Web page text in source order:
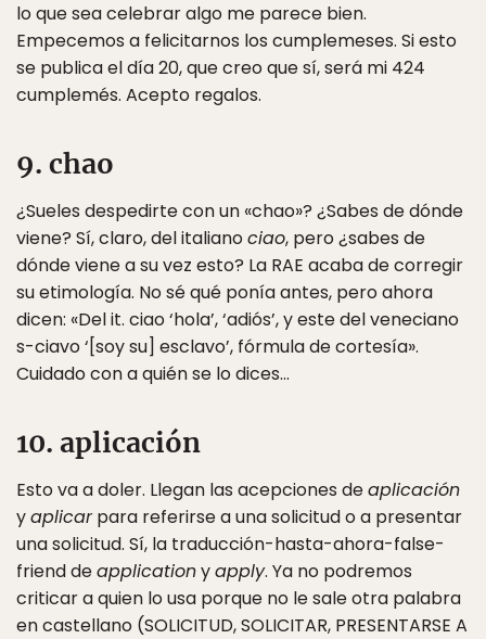
lo que sea celebrar algo me parece bien.
Empecemos a felicitarnos los cumplemeses. Si esto
se publica el día 20, que creo que sí, será mi 424
cumplemés. Acepto regalos.
9. chao
¿Sueles despedirte con un «chao»? ¿Sabes de dónde
viene? Sí, claro, del italianociao, pero ¿sabes de
dónde viene a su vez esto? La RAE acaba de corregir
su etimología. No sé qué ponía antes, pero ahora
dicen: «Del it. ciao ‘hola’, ‘adiós’, y este del veneciano
s-ciavo ‘[soy su] esclavo’, fórmula de cortesía».
Cuidado con a quién se lo dices…
10. aplicación
Esto va a doler. Llegan las acepciones deaplicación
yaplicarpara referirse a una solicitud o a presentar
una solicitud. Sí, la traducción-hasta-ahora-false-
friend deapplicationyapply. Ya no podremos
criticar a quien lo usa porque no le sale otra palabra
en castellano (SOLICITUD, SOLICITAR, PRESENTARSE A